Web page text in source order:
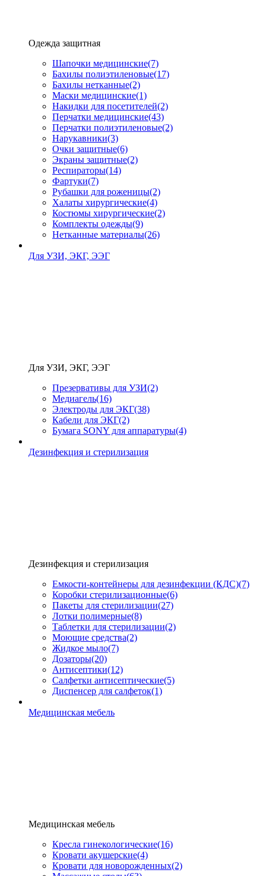
Одежда защитная
Шапочки медицинские(7)
Бахилы полиэтиленовые(17)
Бахилы нетканные(2)
Маски медицинские(1)
Накидки для посетителей(2)
Перчатки медицинские(43)
Перчатки полиэтиленовые(2)
Нарукавники(3)
Очки защитные(6)
Экраны защитные(2)
Рeспираторы(14)
Фартуки(7)
Рубашки для роженицы(2)
Халаты хирургические(4)
Костюмы хирургические(2)
Комплекты одежды(9)
Нетканные материалы(26)
Для УЗИ, ЭКГ, ЭЭГ
Для УЗИ, ЭКГ, ЭЭГ
Презервативы для УЗИ(2)
Медиагель(16)
Электроды для ЭКГ(38)
Кабели для ЭКГ(2)
Бумага SONY для аппаратуры(4)
Дезинфекция и стерилизация
Дезинфекция и стерилизация
Емкости-контейнеры для дезинфекции (КДС)(7)
Коробки стерилизационные(6)
Пакеты для стерилизации(27)
Лотки полимерные(8)
Таблетки для стерилизации(2)
Моющие средства(2)
Жидкое мыло(7)
Дозаторы(20)
Антисептики(12)
Салфетки антисептические(5)
Диспенсер для салфеток(1)
Медицинская мебель
Медицинская мебель
Кресла гинекологические(16)
Кровати акушерские(4)
Кровати для новорожденных(2)